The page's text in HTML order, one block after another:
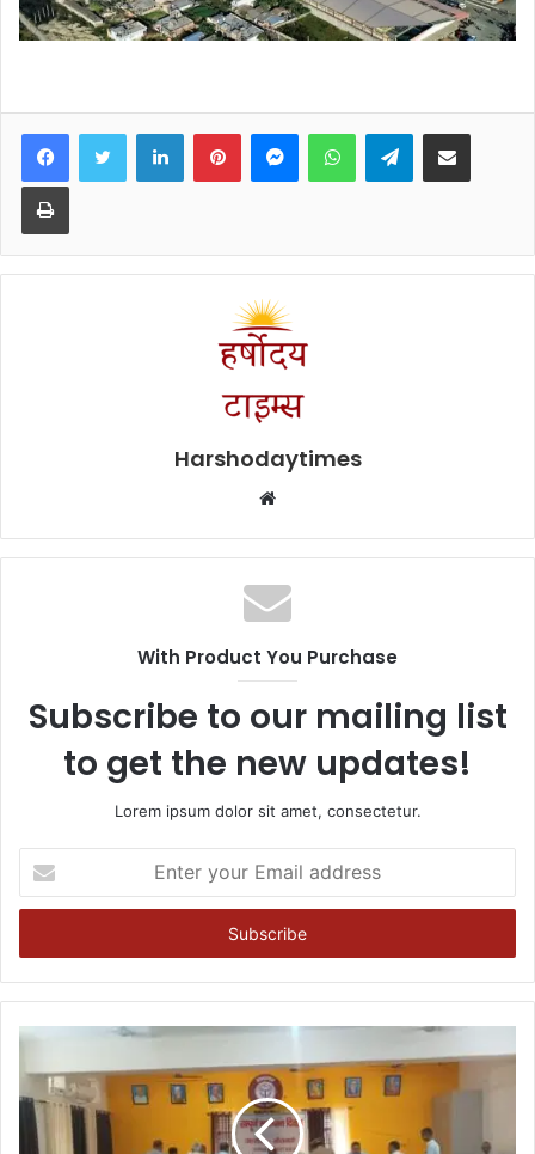
FacebookTwitter LinkedInPinterestMessengerWhatsAppTelegramShare via Email
Print
Harshodaytimes
Website
With Product You Purchase
Subscribe to our mailing list
to get the new updates!
Lorem ipsum dolor sit amet, consectetur.
your
Email